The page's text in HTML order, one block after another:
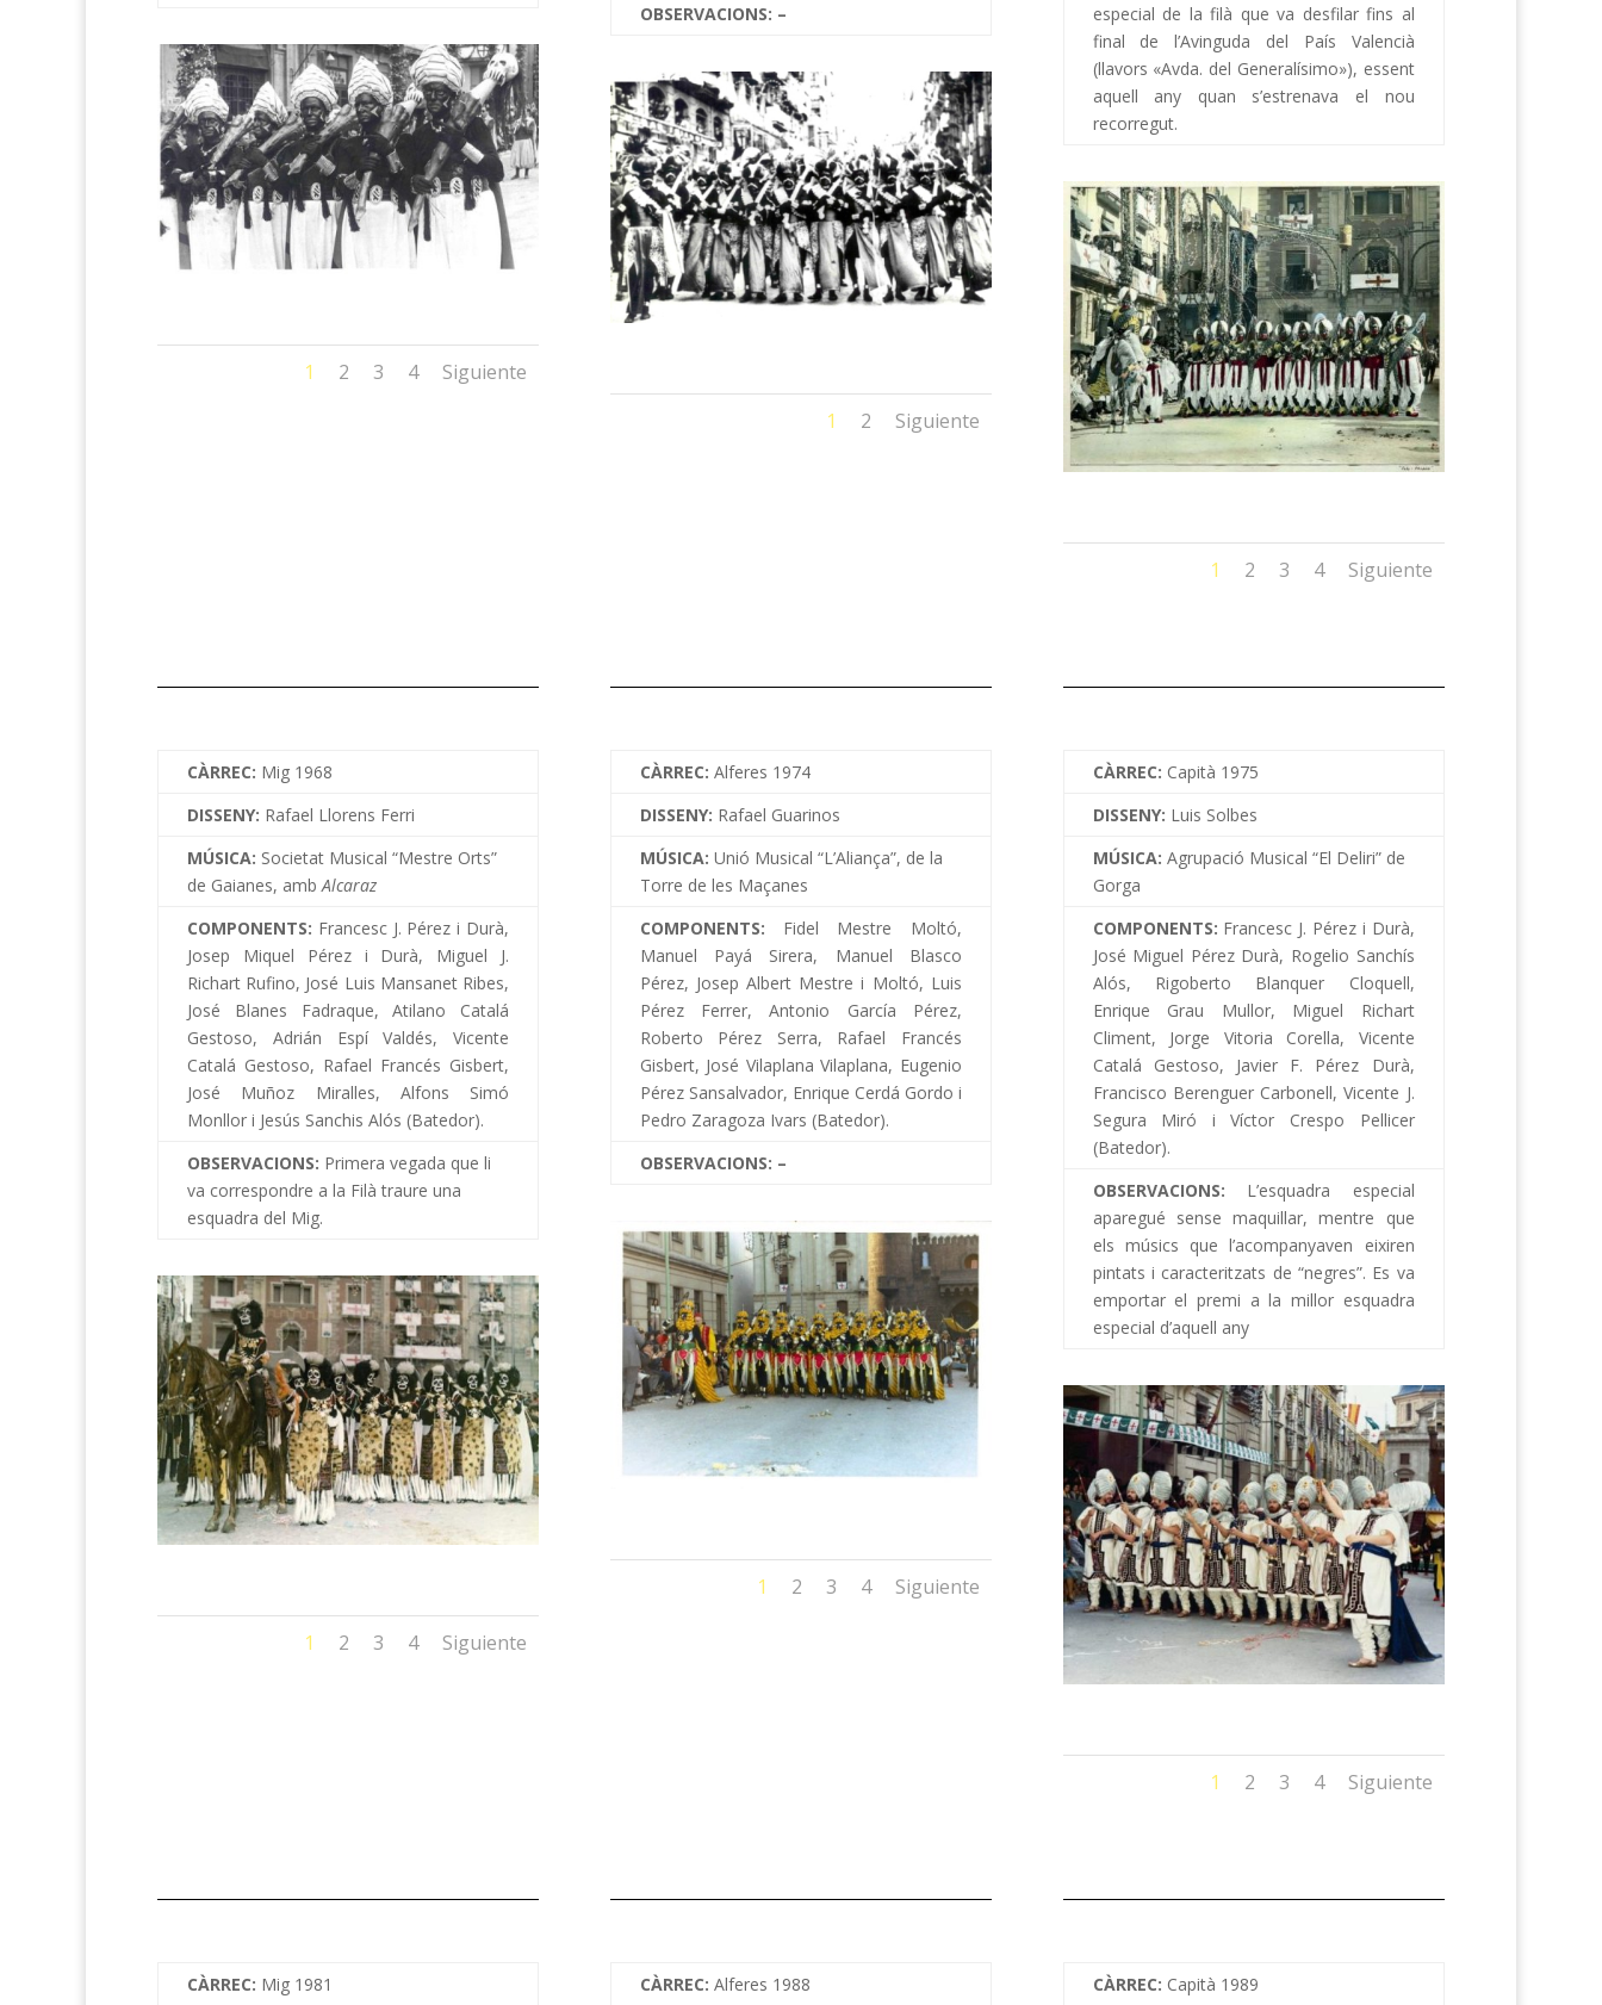
1 2 3 4 Siguiente
OBSERVACIONS: –
1 2 Siguiente
especial de la filà que va desfilar fins al
final de l’Avinguda del País Valencià
(llavors «Avda. del Generalísimo»), essent
aquell any quan s’estrenava el nou
recorregut.
1 2 3 4 Siguiente
CÀRREC: Mig 1968
DISSENY: Rafael Llorens Ferri
MÚSICA: Societat Musical “Mestre Orts”
de Gaianes, ambAlcaraz
COMPONENTS: Francesc J. Pérez i Durà,
Josep Miquel Pérez i Durà, Miguel J.
Richart Rufino, José Luis Mansanet Ribes,
José Blanes Fadraque, Atilano Catalá
Gestoso, Adrián Espí Valdés, Vicente
Catalá Gestoso, Rafael Francés Gisbert,
José Muñoz Miralles, Alfons Simó
Monllor i Jesús Sanchis Alós (Batedor).
OBSERVACIONS: Primera vegada que li
va correspondre a la Filà traure una
esquadra del Mig.
1 2 3 4 Siguiente
CÀRREC: Alferes 1974
DISSENY: Rafael Guarinos
MÚSICA: Unió Musical “L’Aliança”, de la
Torre de les Maçanes
COMPONENTS: Fidel Mestre Moltó,
Manuel Payá Sirera, Manuel Blasco
Pérez, Josep Albert Mestre i Moltó, Luis
Pérez Ferrer, Antonio García Pérez,
Roberto Pérez Serra, Rafael Francés
Gisbert, José Vilaplana Vilaplana, Eugenio
Pérez Sansalvador, Enrique Cerdá Gordo i
Pedro Zaragoza Ivars (Batedor).
OBSERVACIONS: –
1 2 3 4 Siguiente
CÀRREC: Capità 1975
DISSENY: Luis Solbes
MÚSICA: Agrupació Musical “El Deliri” de
Gorga
COMPONENTS: Francesc J. Pérez i Durà,
José Miguel Pérez Durà, Rogelio Sanchís
Alós, Rigoberto Blanquer Cloquell,
Enrique Grau Mullor, Miguel Richart
Climent, Jorge Vitoria Corella, Vicente
Catalá Gestoso, Javier F. Pérez Durà,
Francisco Berenguer Carbonell, Vicente J.
Segura Miró i Víctor Crespo Pellicer
(Batedor).
OBSERVACIONS: L’esquadra especial
aparegué sense maquillar, mentre que
els músics que l’acompanyaven eixiren
pintats i caracteritzats de “negres”. Es va
emportar el premi a la millor esquadra
especial d’aquell any
1 2 3 4 Siguiente
CÀRREC: Mig 1981 CÀRREC: Alferes 1988 CÀRREC: Capità 1989